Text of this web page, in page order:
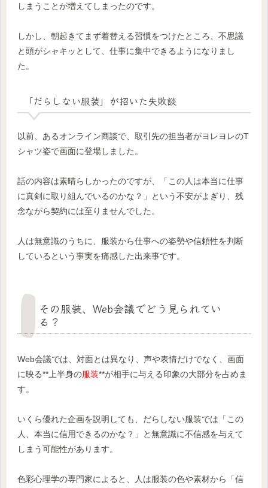
しまうことが増えてしまったのです。
しかし、朝起きてまず着替える習慣をつけたところ、不思議
と頭がシャキッとして、仕事に集中できるようになりまし
た。
「だらしない服装」が招いた失敗談
以前、あるオンライン商談で、取引先の担当者がヨレヨレのT
シャツ姿で画面に登場しました。
話の内容は素晴らしかったのですが、「この人は本当に仕事
に真剣に取り組んでいるのかな？」という不安がよぎり、残
念ながら契約には至りませんでした。
人は無意識のうちに、服装から仕事への姿勢や信頼性を判断
しているという事実を痛感した出来事です。
その服装、Web会議でどう見られてい
る？
Web会議では、対面とは異なり、声や表情だけでなく、画面
に映る**上半身の服装**が相手に与える印象の大部分を占めま
す。
いくら優れた企画を説明しても、だらしない服装では「この
人、本当に信用できるのかな？」と無意識に不信感を与えて
しまう可能性があります。
色彩心理学の専門家によると、人は服装の色や素材から「信